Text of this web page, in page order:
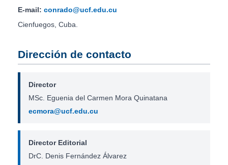
E-mail: conrado@ucf.edu.cu
Cienfuegos, Cuba.
Dirección de contacto
Director
MSc. Eguenia del Carmen Mora Quinatana
ecmora@ucf.edu.cu
Director Editorial
DrC. Denis Fernández Álvarez